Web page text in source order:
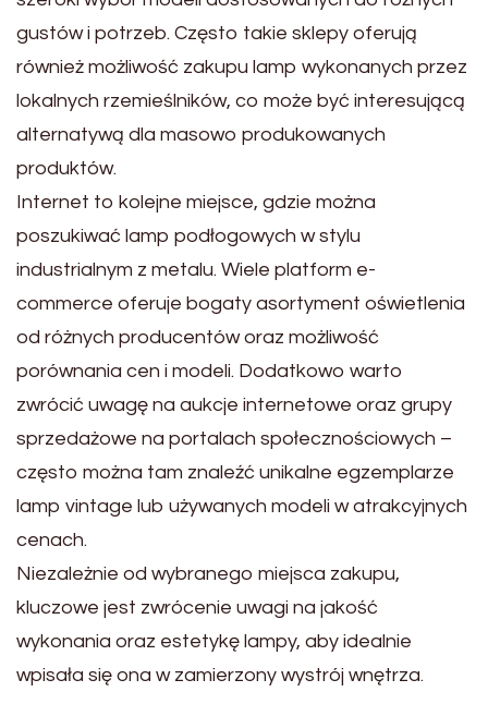
gustów i potrzeb. Często takie sklepy oferują
również możliwość zakupu lamp wykonanych przez
lokalnych rzemieślników, co może być interesującą
alternatywą dla masowo produkowanych
produktów.
Internet to kolejne miejsce, gdzie można
poszukiwać lamp podłogowych w stylu
industrialnym z metalu. Wiele platform e-
commerce oferuje bogaty asortyment oświetlenia
od różnych producentów oraz możliwość
porównania cen i modeli. Dodatkowo warto
zwrócić uwagę na aukcje internetowe oraz grupy
sprzedażowe na portalach społecznościowych –
często można tam znaleźć unikalne egzemplarze
lamp vintage lub używanych modeli w atrakcyjnych
cenach.
Niezależnie od wybranego miejsca zakupu,
kluczowe jest zwrócenie uwagi na jakość
wykonania oraz estetykę lampy, aby idealnie
wpisała się ona w zamierzony wystrój wnętrza.